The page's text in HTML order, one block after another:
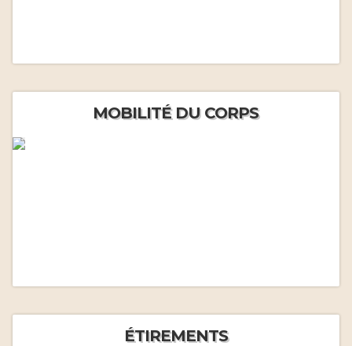
MOBILITÉ DU CORPS
ÉTIREMENTS